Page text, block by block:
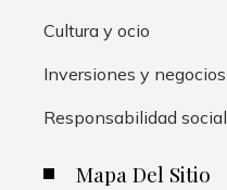
Cultura y ocio
Inversiones y negocios
Responsabilidad social
Mapa Del Sitio